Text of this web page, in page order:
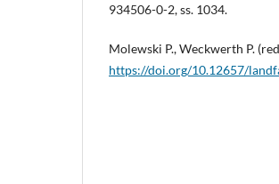
934506-0-2, ss. 1034.
Molewski P., Weckwerth P.
https://doi.org/10.12657/